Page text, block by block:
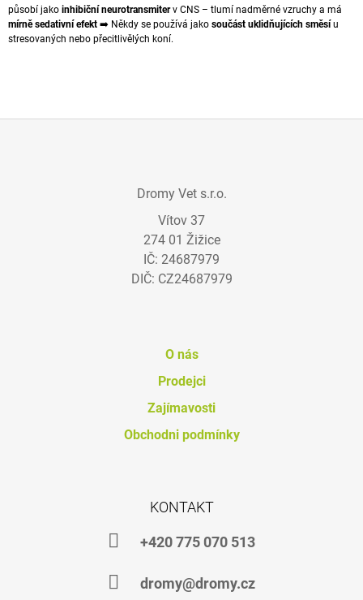
působí jako inhibiční neurotransmiterv CNS – tlumí nadměrné vzruchy a má
mírně sedativní efekt ➡️ Někdy se používá jako součást uklidňujících směsí u
stresovaných nebo přecitlivělých koní.
514
Kč
Dromy Vet s.r.o.
Vítov 37
274 01 Žižice
IČ: 24687979
DIČ: CZ24687979
O nás
Prodejci
Zajímavosti
Obchodni podmínky
KONTAKT
+420 775 070 513
dromy@dromy.cz